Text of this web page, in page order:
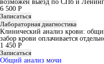
возможен выезд по СПб и
6 500 Р
Записаться
Лабораторная диагностика
Клинический анализ крови:
забор крови оплачивается
1 450 Р
Записаться
Общий анализ мочи